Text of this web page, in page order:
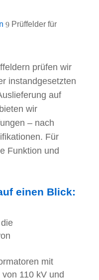
9 Prüffelder für
prüfen wir
instandgesetzten
auf
wir
– nach
Für
Funktion und
einen Blick:
mit
von 110 kV und